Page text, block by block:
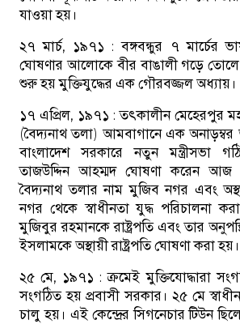
যাওয়া হয়।
২৭ মার্চ, ১৯৭১ : বঙ্গবন্ধুর ৭ মার্চের
ঘোষণার আলোকে বীর বাঙালী গড়ে তোলে
শুরু হয় মুক্তিযুদ্ধের এক গৌরবজ্জল অধ্যায়।
১৭ এপ্রিল, ১৯৭১ : তৎকালীন মেহেরপুর
(বৈদ্যনাথ তলা) আমবাগানে এক অনাড়ম্বর
বাংলাদেশ সরকারে নতুন মন্ত্রীসভা
তাজউদ্দিন আহম্মদ ঘোষণা করেন আজ
বৈদ্যনাথ তলার নাম মুজিব নগর এবং
নগর থেকে স্বাধীনতা যুদ্ধ পরিচালনা
মুজিবুর রহমানকে রাষ্ট্রপতি এবং তার
ইসলামকে অস্থায়ী রাষ্ট্রপতি ঘোষণা করা হয়।
২৫ মে, ১৯৭১ : ক্রমেই মুক্তিযোদ্ধারা
সংগঠিত হয় প্রবাসী সরকার। ২৫ মে স্বাধীন
চালু হয়। এই কেন্দ্রের সিগনেচার টিউন